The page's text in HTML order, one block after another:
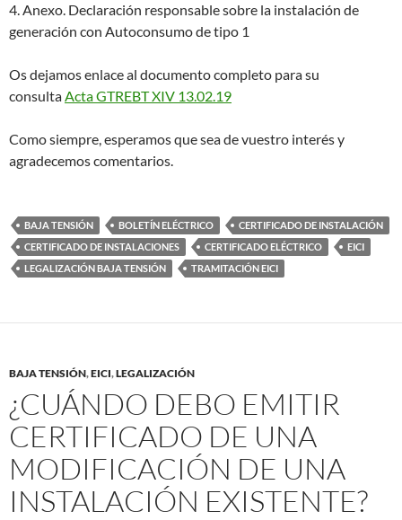
4. Anexo. Declaración responsable sobre la instalación de
generación con Autoconsumo de tipo 1
Os dejamos enlace al documento completo para su
consultaActa GTREBT XIV 13.02.19
Como siempre, esperamos que sea de vuestro interés y
agradecemos comentarios.
BAJA TENSIÓN BOLETÍN ELÉCTRICO
CERTIFICADO DE INSTALACIÓN
CERTIFICADO DE INSTALACIONES
CERTIFICADO ELÉCTRICO
EICI
LEGALIZACIÓN BAJA TENSIÓN
TRAMITACIÓN EICI
BAJA TENSIÓN,EICI,LEGALIZACIÓN
¿CUÁNDO DEBO EMITIR
CERTIFICADO DE UNA
MODIFICACIÓN DE UNA
INSTALACIÓN EXISTENTE?